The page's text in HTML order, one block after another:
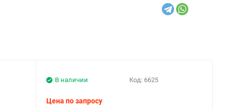
Код: 6625
В наличии
Цена по запросу